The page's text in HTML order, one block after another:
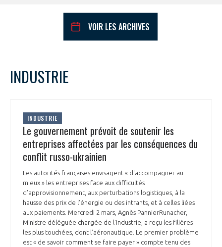
COMMUNIQUÉS DE PRESSE
PRÉSENTATION
NOTRE VISION
NOS MISSIONS
NOTRE HISTOIRE
ORGANISATION
L’ÉQUIPE DU GIFAS
NOS RÉSEAUX À L'INTERNATIONAL
FONCTIONNEMENT
GEADS
COMITÉ AERO PME
ACCOMPAGNEMENT DE NOS ADHÉRENTS
LES PROGRAMMES DU GIFAS
LA MÉDIATION
VOIR LES ARCHIVES
L
1 2 3 4 5
6
25
27
30
INDUSTRIE
INDUSTRIE
Le gouvernement prévoit de soutenir les
entreprises affectées par les conséquences du
conflit russo-ukrainien
Les autorités françaises envisagent « d'accompagner au
mieux » les entreprises face aux difficultés
d’approvisionnement, aux perturbations logistiques, à la
hausse des prix de l’énergie ou des intrants, et à celles liées
aux paiements. Mercredi 2 mars, Agnès Pannier­Runacher,
Ministre déléguée chargée de l'Industrie, a reçu les filières
les plus touchées, dont l’aéronautique. Le premier problème
est « de savoir comment se faire payer » compte tenu des
PAS ENCORE ADHÉRENT ?
Rejoignez une filière d’excellence et développez
Avez-vous un statut de droit français ?